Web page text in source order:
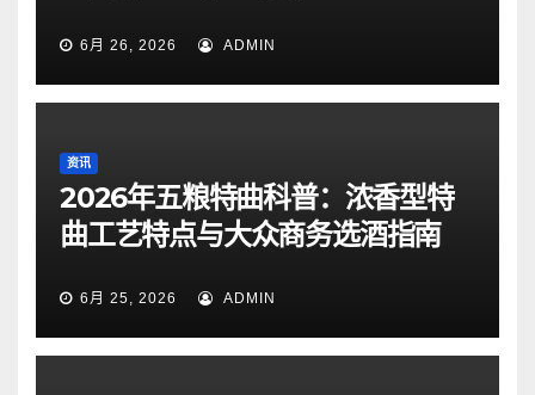
6月 26, 2026 ADMIN
资讯
2026年五粮特曲科普：浓香型特
曲工艺特点与大众商务选酒指南
6月 25, 2026 ADMIN